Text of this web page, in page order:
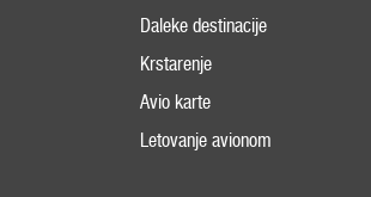
Daleke destinacije
Krstarenje
Avio karte
Letovanje avionom